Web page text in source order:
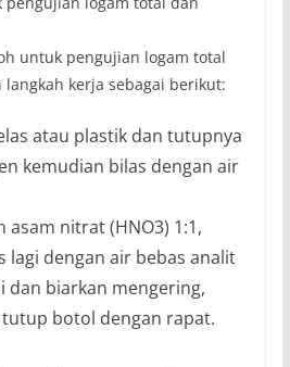
untuk pengujian logam total
kerja sebagai berikut:
atau plastik dan tutupnya
kemudian bilas dengan air
asam nitrat (HNO3) 1:1,
lagi dengan air bebas analit
dan biarkan mengering,
botol dengan rapat.